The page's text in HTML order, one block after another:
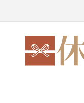
進む